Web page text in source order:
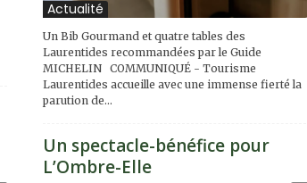
Actualité
Un Bib Gourmand et quatre tables des
Laurentides recommandées par le Guide
MICHELIN COMMUNIQUÉ - Tourisme
Laurentides accueille avec une immense fierté la
parution de...
Un spectacle-bénéfice pour
L’Ombre-Elle